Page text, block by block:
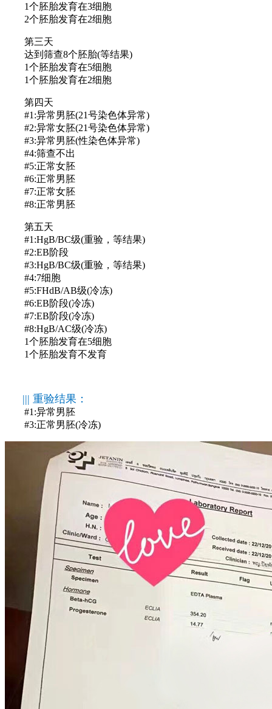
1个胚胎发育在3细胞
2个胚胎发育在2细胞
第三天
达到筛查8个胚胎(等结果)
1个胚胎发育在5细胞
1个胚胎发育在2细胞
第四天
#1:异常男胚(21号染色体异常)
#2:异常女胚(21号染色体异常)
#3:异常男胚(性染色体异常)
#4:筛查不出
#5:正常女胚
#6:正常男胚
#7:正常女胚
#8:正常男胚
第五天
#1:HgB/BC级(重验，等结果)
#2:EB阶段
#3:HgB/BC级(重验，等结果)
#4:7细胞
#5:FHdB/AB级(冷冻)
#6:EB阶段(冷冻)
#7:EB阶段(冷冻)
#8:HgB/AC级(冷冻)
1个胚胎发育在5细胞
1个胚胎发育不发育
||| 重验结果：
#1:异常男胚
#3:正常男胚(冷冻)